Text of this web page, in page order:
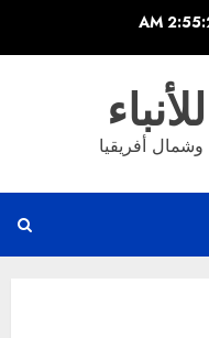
أفريقيا